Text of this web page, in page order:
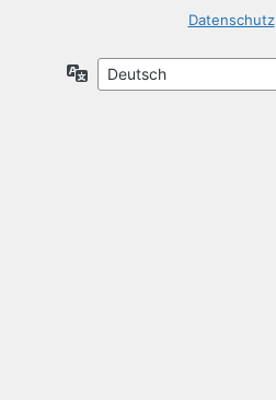
Datenschutz
Sprache